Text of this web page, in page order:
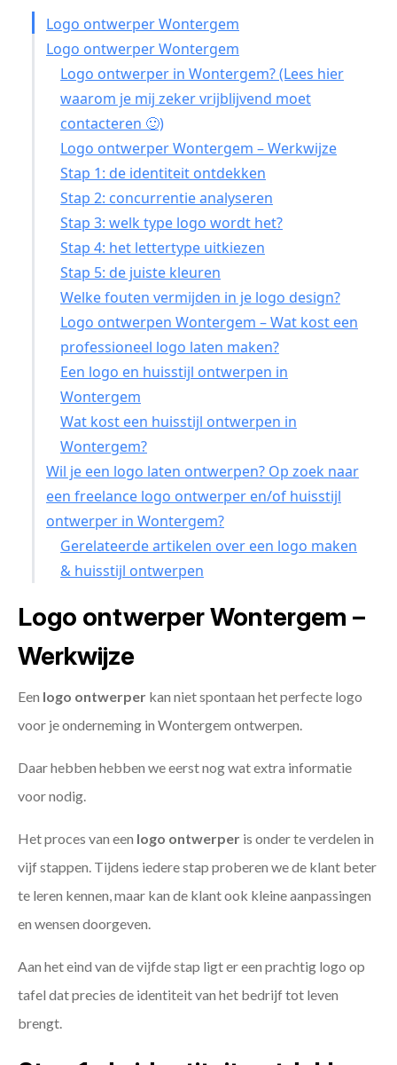
Logo ontwerper Wontergem
Logo ontwerper Wontergem
Logo ontwerper in Wontergem? (Lees hier
waarom je mij zeker vrijblijvend moet
contacteren 🙂)
Logo ontwerper Wontergem – Werkwijze
Stap 1: de identiteit ontdekken
Stap 2: concurrentie analyseren
Stap 3: welk type logo wordt het?
Stap 4: het lettertype uitkiezen
Stap 5: de juiste kleuren
Welke fouten vermijden in je logo design?
Logo ontwerpen Wontergem – Wat kost een
professioneel logo laten maken?
Een logo en huisstijl ontwerpen in
Wontergem
Wat kost een huisstijl ontwerpen in
Wontergem?
Wil je een logo laten ontwerpen? Op zoek naar
een freelance logo ontwerper en/of huisstijl
ontwerper in Wontergem?
Gerelateerde artikelen over een logo maken
& huisstijl ontwerpen
Logo ontwerper Wontergem –
Werkwijze
Een logo ontwerper kan niet spontaan het perfecte logo
voor je onderneming in Wontergem ontwerpen.
Daar hebben hebben we eerst nog wat extra informatie
voor nodig.
Het proces van een logo ontwerper is onder te verdelen in
vijf stappen. Tijdens iedere stap proberen we de klant beter
te leren kennen, maar kan de klant ook kleine aanpassingen
en wensen doorgeven.
Aan het eind van de vijfde stap ligt er een prachtig logo op
tafel dat precies de identiteit van het bedrijf tot leven
brengt.